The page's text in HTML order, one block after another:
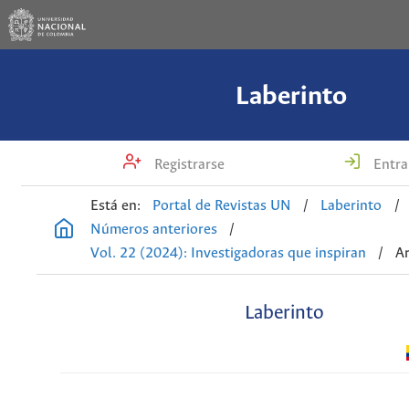
Laberinto
Registrarse
Está en: Portal de Revistas UN / Laberinto
/
Números anteriores
/
Vol. 22 (2024): Investigadoras que inspiran
/
Laberinto